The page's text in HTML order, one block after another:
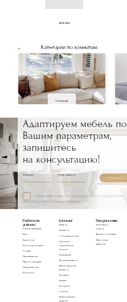
Диваны
Категории по комнатам:
Гостиная
Адаптируем мебель по
Вашим параметрам,
запишитесь
на консультацию!
Ваше имя Номер телефона
Записаться
Отправляя заявку, Вы подтверждаете согласие на
обработку персональных данных
Работаем
для вас
Почему Idealbeds
Блог
Гарантии
Фото покупателей
Отзывы
Производство
Идеи интерьера
Наша команда
Контакты
Каталог
Диваны
Кровати
Стеновые панели
Барные и
полубарные
стулья
Полукресла
Детские кровати
Двухъярусные
кровати
Матрасы
Кресла
Банкетки
Стулья
Дизайнерские
кушетки
Покупателям
Доставка и
оплата
Варианты обивки
Механизмы
диванов